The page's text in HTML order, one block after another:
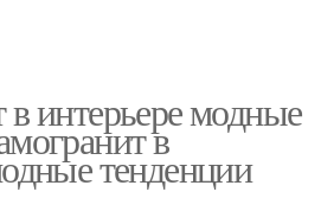
в интерьере модные
в
тенденции